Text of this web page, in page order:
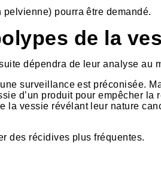
pourra être demandé.
de la
dépendra de leur analyse au
surveillance est préconisée.
d’un produit pour empêcher la
la vessie révélant leur nature
des récidives plus fréquentes.